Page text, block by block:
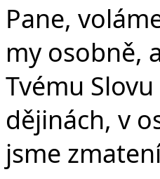
Pane,
my osobně,
Tvému
dějinách, v
jsme